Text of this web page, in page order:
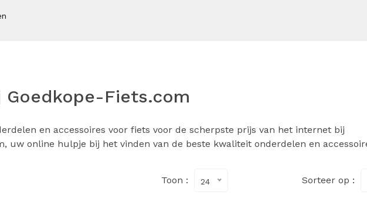
Goedkope-Fiets.com
en accessoires voor fiets voor de scherpste prijs van het internet bij
uw online hulpje bij het vinden van de beste kwaliteit onderdelen en
Toon : 24 Sorteer op :